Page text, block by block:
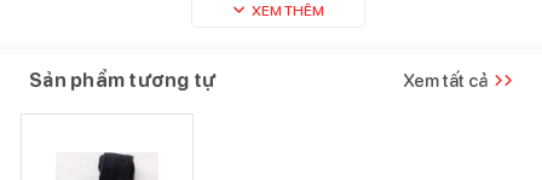
XEM THÊM
Sản phẩm tương tự Xem tất cả